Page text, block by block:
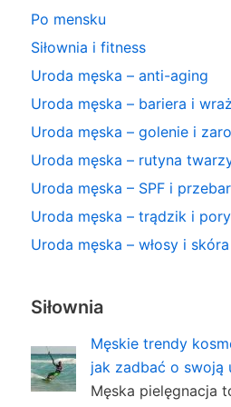
Po mensku
Siłownia i fitness
Uroda męska – anti-aging
Uroda męska – bariera i
Uroda męska – golenie i
Uroda męska – rutyna
Uroda męska – SPF i
Uroda męska – trądzik i pory
Uroda męska – włosy i
Siłownia
Męskie trendy
jak zadbać o swoją
Męska pielęgnacja